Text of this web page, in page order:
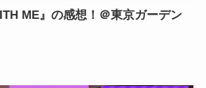
ME』の感想！＠東京ガーデン